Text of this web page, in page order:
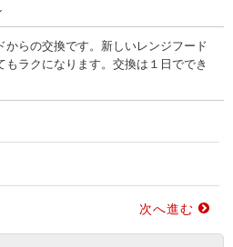
らの交換です。新しいレンジフード
ラクになります。交換は１日ででき
次へ進む